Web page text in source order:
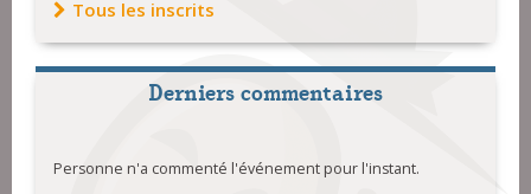
Tous les inscrits
Derniers commentaires
Personne n'a commenté l'événement pour l'instant.